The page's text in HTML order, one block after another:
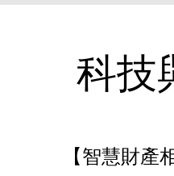
科技
【智慧財產